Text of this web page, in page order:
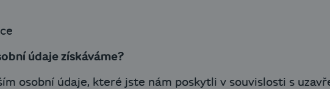
údaje získáváme?
osobní údaje, které jste nám poskytli v souvislosti s